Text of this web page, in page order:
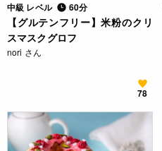
中級 レベル 60分
【グルテンフリー】米粉のクリ
スマスクグロフ
nori さん
78